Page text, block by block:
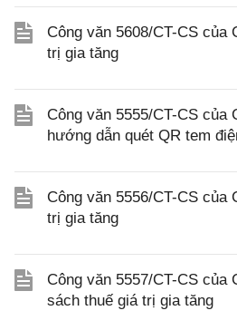
Công văn 5608/CT-CS của
trị gia tăng
Công văn 5555/CT-CS của
hướng dẫn quét QR tem
Công văn 5556/CT-CS của
trị gia tăng
Công văn 5557/CT-CS của
sách thuế giá trị gia tăng